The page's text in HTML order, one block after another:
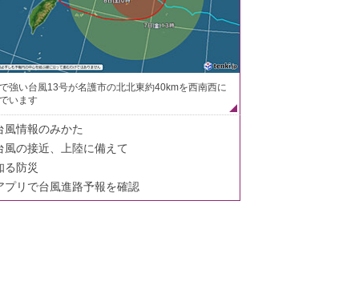
強い台風13号が名護市の北北東約40kmを西南西に
います
風情報のみかた
風の接近、上陸に備えて
る防災
プリで台風進路予報を確認